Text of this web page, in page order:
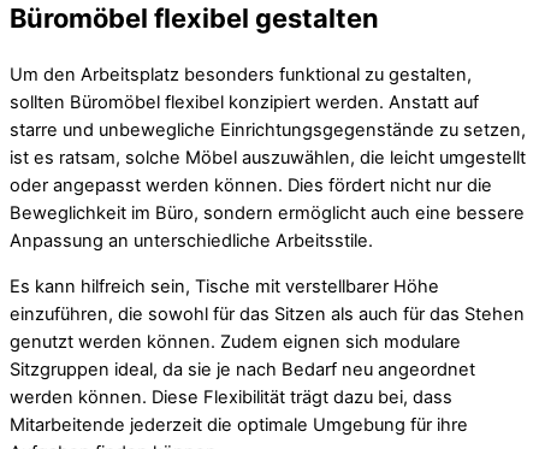
Büromöbel flexibel gestalten
Um den Arbeitsplatz besonders funktional zu gestalten,
sollten Büromöbel flexibel konzipiert werden. Anstatt auf
starre und unbewegliche Einrichtungsgegenstände zu setzen,
ist es ratsam, solche Möbel auszuwählen, die leicht umgestellt
oder angepasst werden können. Dies fördert nicht nur die
Beweglichkeit im Büro, sondern ermöglicht auch eine bessere
Anpassung an unterschiedliche Arbeitsstile.
Es kann hilfreich sein, Tische mit verstellbarer Höhe
einzuführen, die sowohl für das Sitzen als auch für das Stehen
genutzt werden können. Zudem eignen sich modulare
Sitzgruppen ideal, da sie je nach Bedarf neu angeordnet
werden können. Diese Flexibilität trägt dazu bei, dass
Mitarbeitende jederzeit die optimale Umgebung für ihre